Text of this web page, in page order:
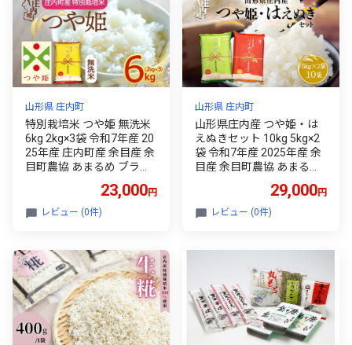
山形県 庄内町
特別栽培米 つや姫 無洗米
6kg 2kg×3袋 令和7年産 20
25年産 庄内町産 余目産 余
目町農協 あまるめ ブラン
形 庄内平野 コシヒカリの
原点、亀の尾発祥の地 庄
23,000円
レビュー (0件)
山形県 庄内町
山形県庄内産 つや姫・は
えぬきセット 10kg 5kg×2
袋 令和7年産 2025年産 余
目産 余目町農協 あまるめ
き 米 国産 単一原料米 山形
庄内平野 コシヒカリの原
29,000円
レビュー (0件)